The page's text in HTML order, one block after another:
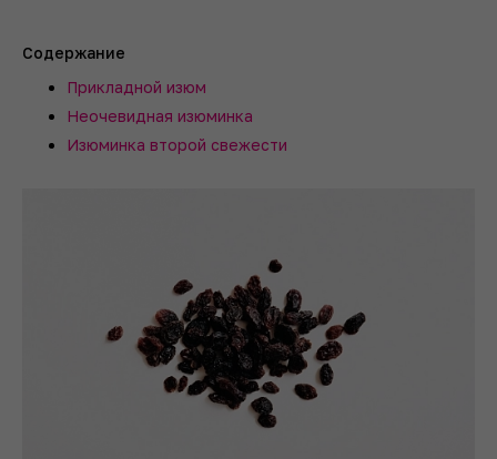
Содержание
Прикладной изюм
Неочевидная изюминка
Изюминка второй свежести